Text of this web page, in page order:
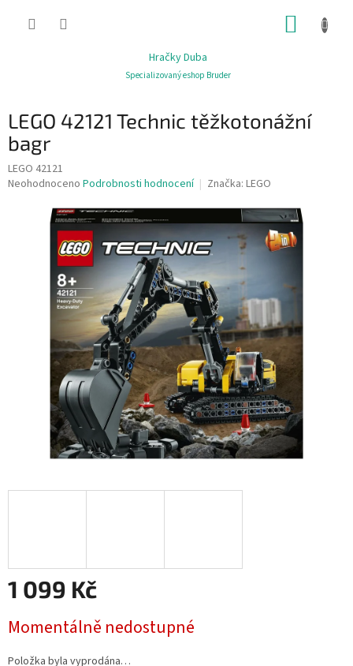
Hračky Duba
Specializovaný eshop Bruder
LEGO 42121 Technic těžkotonážní
bagr
LEGO 42121
Průměrné
hvězdiček.
Neohodnoceno Podrobnosti hodnocení Značka: LEGO
1 099 Kč
cena:
Momentálně nedostupné
Položka byla vyprodána…